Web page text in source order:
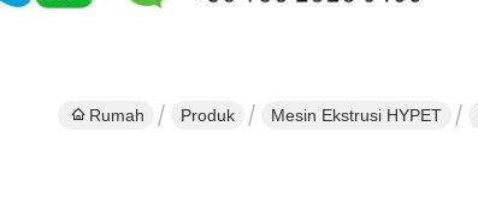
Rumah Produk Mesin Ekstrusi HYPET